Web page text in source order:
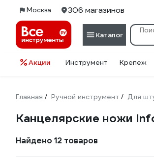
Москва 306 магазинов
Каталог
Акции Инструмент Крепеж
Главная / Ручной инструмент / Для
Канцелярские ножи
Найдено 12 товаров